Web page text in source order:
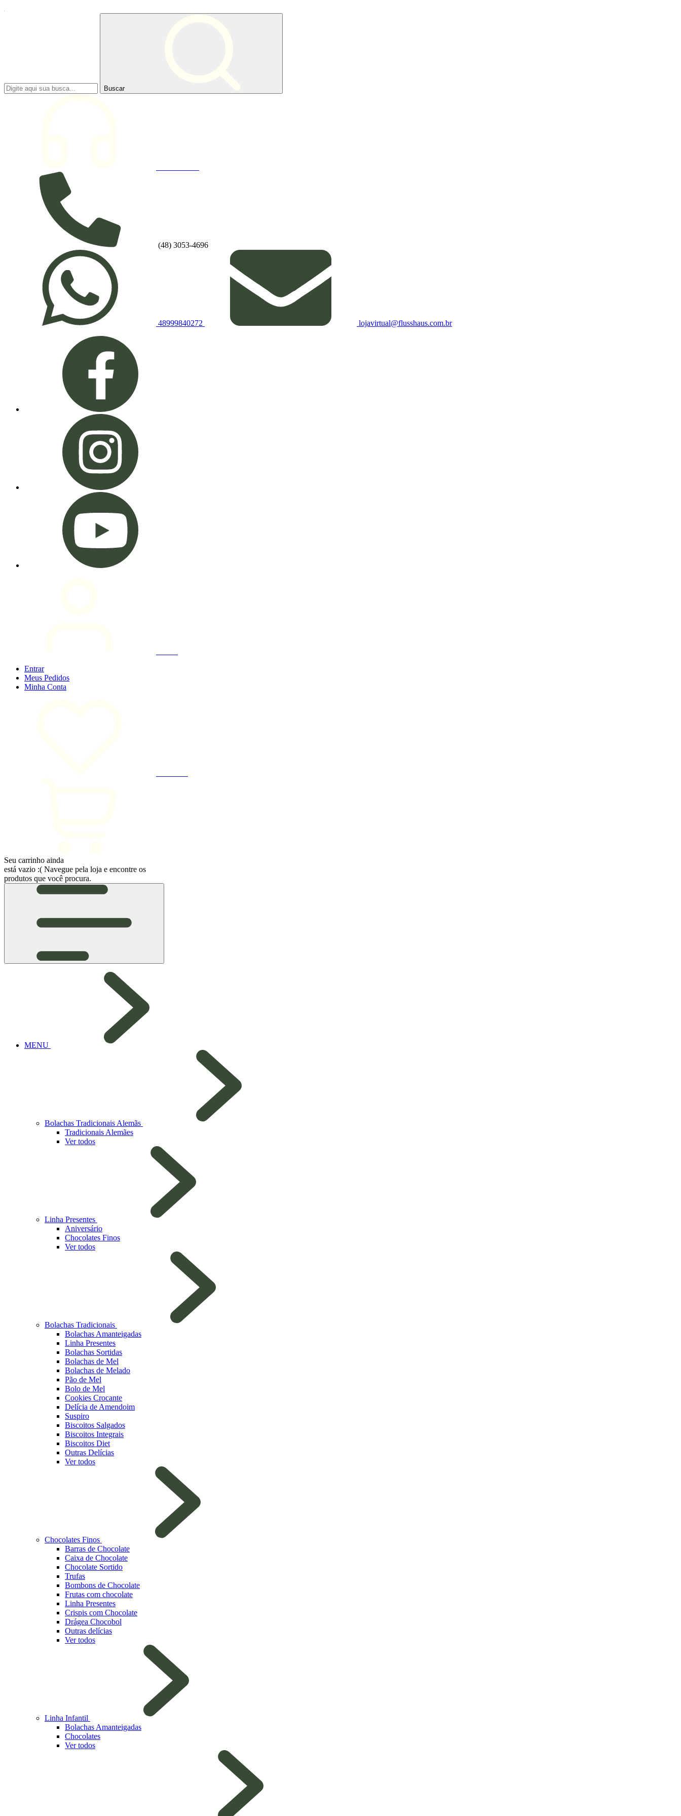
Buscar
(48) 3053-4696
48999840272 lojavirtual@flusshaus.com.br
Entrar
Meus Pedidos
Minha Conta
Seu carrinho ainda
está vazio :( Navegue pela loja e encontre os
produtos que você procura.
MENU
Bolachas Tradicionais Alemãs
Tradicionais Alemães
Ver todos
Linha Presentes
Aniversário
Chocolates Finos
Ver todos
Bolachas Tradicionais
Bolachas Amanteigadas
Linha Presentes
Bolachas Sortidas
Bolachas de Mel
Bolachas de Melado
Pão de Mel
Bolo de Mel
Cookies Crocante
Delícia de Amendoim
Suspiro
Biscoitos Salgados
Biscoitos Integrais
Biscoitos Diet
Outras Delícias
Ver todos
Chocolates Finos
Barras de Chocolate
Caixa de Chocolate
Chocolate Sortido
Trufas
Bombons de Chocolate
Frutas com chocolate
Linha Presentes
Crispis com Chocolate
Drágea Chocobol
Outras delícias
Ver todos
Linha Infantil
Bolachas Amanteigadas
Chocolates
Ver todos